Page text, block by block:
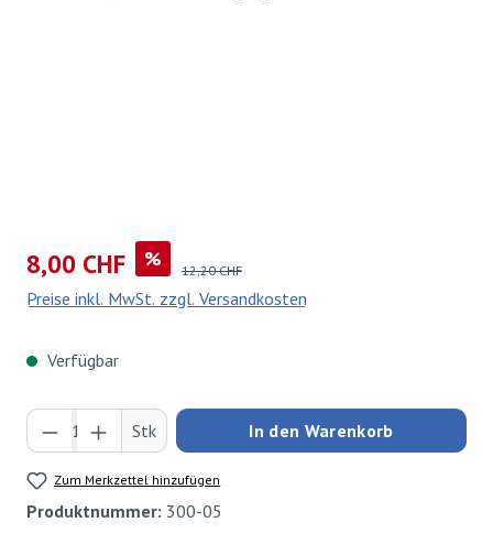
Verkaufspreis:
8,00 CHF % Regulärer Preis:
12,20 CHF
Preise inkl. MwSt. zzgl. Versandkosten
Verfügbar
Produkt Anzahl: Gib den gewünschten Wert
Stk In den Warenkorb
Zum Merkzettel hinzufügen
Produktnummer: 300-05